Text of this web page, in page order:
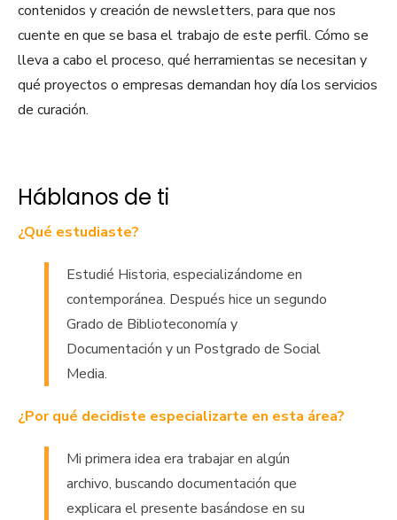
contenidos y creación de newsletters, para que nos
cuente en que se basa el trabajo de este perfil. Cómo se
lleva a cabo el proceso, qué herramientas se necesitan y
qué proyectos o empresas demandan hoy día los servicios
de curación.
Háblanos de ti
¿Qué estudiaste?
Estudié Historia, especializándome en
contemporánea. Después hice un segundo
Grado de Biblioteconomía y
Documentación y un Postgrado de Social
Media.
¿Por qué decidiste especializarte en esta área?
Mi primera idea era trabajar en algún
archivo, buscando documentación que
explicara el presente basándose en su